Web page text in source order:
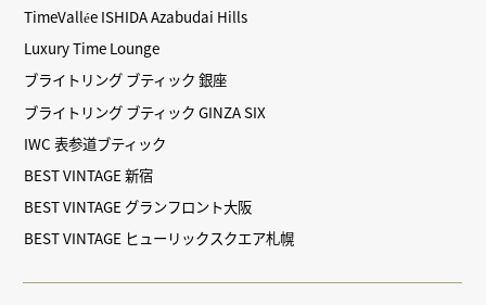
TimeVallée ISHIDA Azabudai Hills
Luxury Time Lounge
ブライトリング ブティック 銀座
ブライトリング ブティック GINZA SIX
IWC 表参道ブティック
BEST VINTAGE 新宿
BEST VINTAGE グランフロント大阪
BEST VINTAGE ヒューリックスクエア札幌